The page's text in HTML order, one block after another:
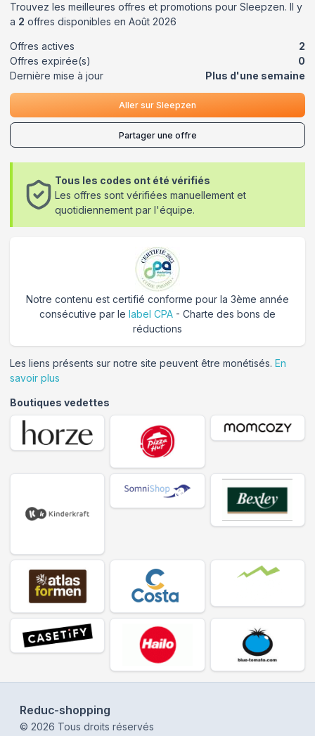
Trouvez les meilleures offres et promotions pour Sleepzen. Il y
a 2 offres disponibles en Août 2026
Offres actives
2
Offres expirée(s)
0
Dernière mise à jour
Plus d'une semaine
Aller sur Sleepzen
Partager une offre
Tous les codes ont été vérifiés
Les offres sont vérifiées manuellement et
quotidiennement par l'équipe.
Notre contenu est certifié conforme pour la 3ème année
consécutive par le label CPA - Charte des bons de
réductions
Les liens présents sur notre site peuvent être monétisés. En
savoir plus
Boutiques vedettes
Reduc-shopping
© 2026 Tous droits réservés